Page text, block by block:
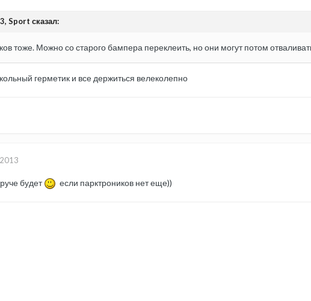
Sport сказал:
тоже. Можно со старого бампера переклеить, но они могут потом
герметик и все держиться велеколепно
будет если парктроников нет еще))